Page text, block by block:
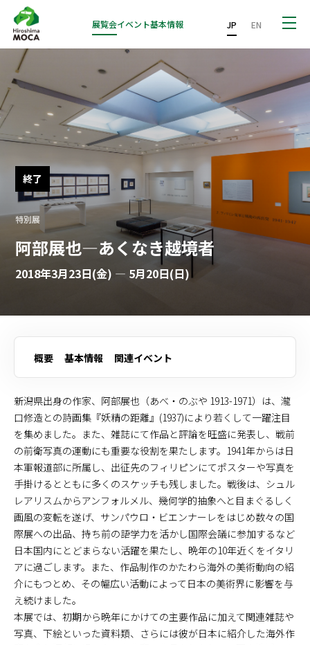
展覧会イベント基本情報 JP EN
終了
特別展
阿部展也―あくなき越境者
2018年3月23日(金) — 5月20日(日)
概要 基本情報 関連イベント
新潟県出身の作家、阿部展也（あべ・のぶや 1913-1971）は、瀧
口修造との詩画集『妖精の距離』(1937)により若くして一躍注目
を集めました。また、雑誌にて作品と評論を旺盛に発表し、戦前
の前衛写真の運動にも重要な役割を果たします。1941年からは日
本軍報道部に所属し、出征先のフィリピンにてポスターや写真を
手掛けるとともに多くのスケッチも残しました。戦後は、シュル
レアリスムからアンフォルメル、幾何学的抽象へと目まぐるしく
画風の変転を遂げ、サンパウロ・ビエンナーレをはじめ数々の国
際展への出品、持ち前の語学力を活かし国際会議に参加するなど
日本国内にとどまらない活躍を果たし、晩年の10年近くをイタリ
アに過ごします。また、作品制作のかたわら海外の美術動向の紹
介にもつとめ、その幅広い活動によって日本の美術界に影響を与
え続けました。
本展では、初期から晩年にかけての主要作品に加えて関連雑誌や
写真、下絵といった資料類、さらには彼が日本に紹介した海外作